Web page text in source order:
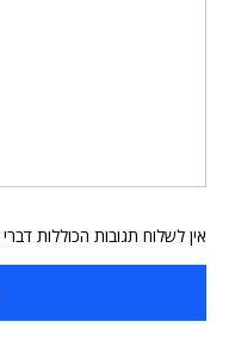
אין לשלוח תגובות הכוללות